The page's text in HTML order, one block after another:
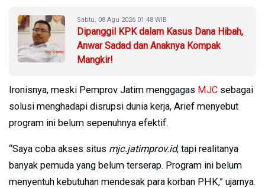
Sabtu, 08 Agu 2026 01:48 WIB
Dipanggil KPK dalam Kasus Dana Hibah,
Anwar Sadad dan Anaknya Kompak
Mangkir!
Ironisnya, meski Pemprov Jatim menggagas MJC sebagai
solusi menghadapi disrupsi dunia kerja, Arief menyebut
program ini belum sepenuhnya efektif.
“Saya coba akses situs mjc.jatimprov.id, tapi realitanya
banyak pemuda yang belum terserap. Program ini belum
menyentuh kebutuhan mendesak para korban PHK,” ujarnya.